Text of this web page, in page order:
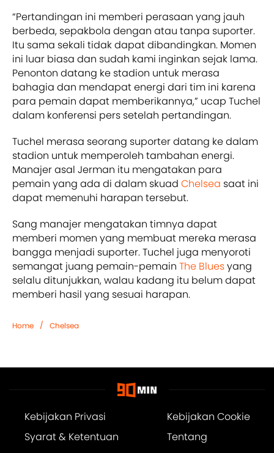
“Pertandingan ini memberi perasaan yang jauh
berbeda, sepakbola dengan atau tanpa suporter.
Itu sama sekali tidak dapat dibandingkan. Momen
ini luar biasa dan sudah kami inginkan sejak lama.
Penonton datang ke stadion untuk merasa
bahagia dan mendapat energi dari tim ini karena
para pemain dapat memberikannya,” ucap Tuchel
dalam konferensi pers setelah pertandingan.
Tuchel merasa seorang suporter datang ke dalam
stadion untuk memperoleh tambahan energi.
Manajer asal Jerman itu mengatakan para
pemain yang ada di dalam skuad Chelsea saat ini
dapat memenuhi harapan tersebut.
Sang manajer mengatakan timnya dapat
memberi momen yang membuat mereka merasa
bangga menjadi suporter. Tuchel juga menyoroti
semangat juang pemain-pemain The Bluesyang
selalu ditunjukkan, walau kadang itu belum dapat
memberi hasil yang sesuai harapan.
Home / Chelsea
Kebijakan Privasi
Kebijakan Cookie
Syarat & Ketentuan
Tentang